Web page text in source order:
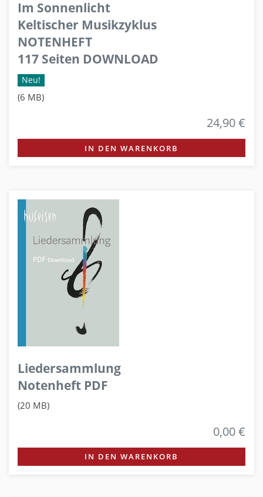
Im Sonnenlicht
Keltischer Musikzyklus
NOTENHEFT
117 Seiten DOWNLOAD
Neu!
(6 MB)
24,90 €
IN DEN WARENKORB
Liedersammlung
Notenheft PDF
(20 MB)
0,00 €
IN DEN WARENKORB